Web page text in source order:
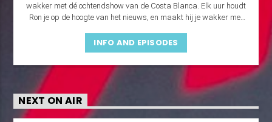
wakker met dé ochtendshow van de Costa Blanca. Elk uur houdt
Ron je op de hoogte van het nieuws, en maakt hij je wakker met
INFO AND EPISODES
NEXT ON AIR